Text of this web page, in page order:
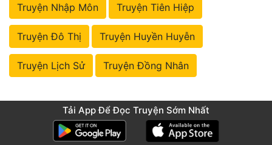
Truyện Nhập Môn Truyện Tiên Hiệp
Truyện Đô Thị Truyện Huyền Huyễn
Truyện Lịch Sử Truyện Đồng Nhân
Tải App Để Đọc Truyện Sớm Nhất